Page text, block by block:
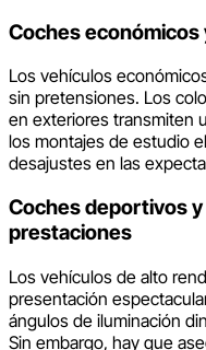
Coches
Los vehículos
sin pretensiones. Los
en exteriores transmiten
los montajes de estudio
desajustes en las
Coches deportivos
prestaciones
Los vehículos de alto
presentación
ángulos de iluminación
Sin embargo, hay que